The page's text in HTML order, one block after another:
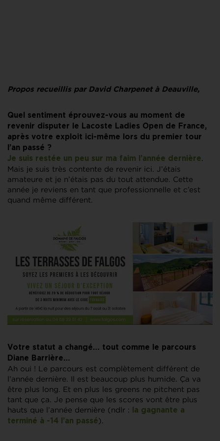
Propos recueillis par David Charpenet à Deauville,
Quel sentiment éprouvez-vous au moment de
revenir disputer le Lacoste Ladies Open de France,
après votre exploit ici-même lors du premier tour
l’an passé ?
Je suis restée un peu sur ma faim l’année dernière.
Mais je suis très contente de revenir ici. J’étais
amateure et je n’étais pas du tout attendue. Cette
année je reviens en tant que professionnelle et c’est
quand même différent.
Votre statut a changé… tout comme le parcours
Diane Barrière…
Ah oui ! Le parcours est complètement différent de
l’année dernière. Il est beaucoup plus humide. Ça va
être plus long. Et en plus les greens ne pitchent pas
tant que ça. Je pense que les scores vont être plus
hauts que l’année dernière (ndlr :
la gagnante a
terminé à -14 l’an passé).